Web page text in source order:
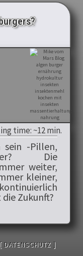
time: ~12 min.
sein -Pillen,
Die
weiter,
kleiner,
Zukunft?
[ DATENSCHUTZ ]